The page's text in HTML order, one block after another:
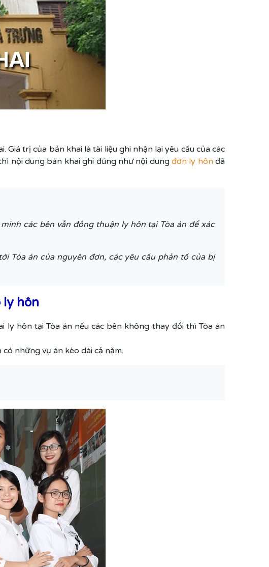
Giá trị của bản khai là tài liệu ghi nhận lại yêu cầu của các
nội dung bản khai ghi đúng như nội dung đơn ly hônđã
các bên vẫn đồng thuận ly hôn tại Tòa án để xác
án của nguyên đơn, các yêu cầu phản tố của bị
ly hôn
hôn tại Tòa án nếu các bên không thay đổi thì Tòa án
những vụ án kèo dài cả năm.